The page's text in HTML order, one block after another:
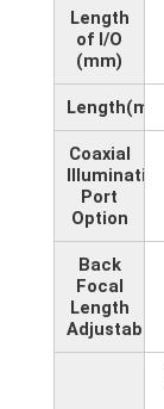
Length
of I/O
(mm)
Length(mm)
Coaxial
Illumination
Port
Option
Back
Focal
Length
Adjustable